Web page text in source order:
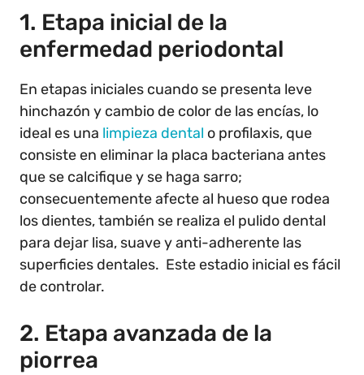
1. Etapa inicial de la
enfermedad periodontal
En etapas iniciales cuando se presenta leve
hinchazón y cambio de color de las encías, lo
ideal es una limpieza dental o profilaxis, que
consiste en eliminar la placa bacteriana antes
que se calcifique y se haga sarro;
consecuentemente afecte al hueso que rodea
los dientes, también se realiza el pulido dental
para dejar lisa, suave y anti-adherente las
superficies dentales. Este estadio inicial es fácil
de controlar.
2. Etapa avanzada de la
piorrea